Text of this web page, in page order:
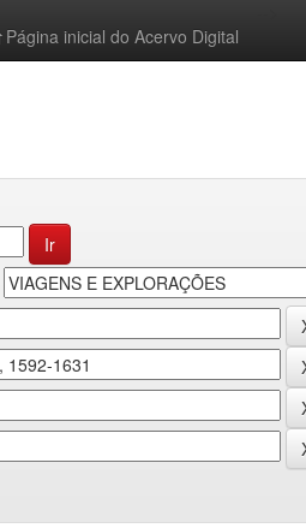
Página inicial do Acervo Digital